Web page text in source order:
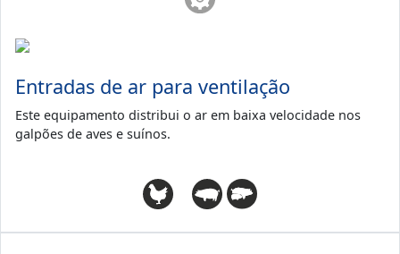
Entradas de ar para ventilação
Este equipamento distribui o ar em baixa velocidade nos
galpões de aves e suínos.